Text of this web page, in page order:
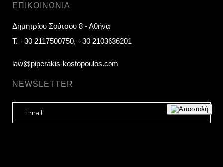
ΕΠΙΚΟΙΝΩΝΊΑ
Δημητρίου Σούτσου 8 - Αθήνα
T. +30 2117500750, +30 2103636201
law@piperakis-kostopoulos.com
NEWSLETTER
E